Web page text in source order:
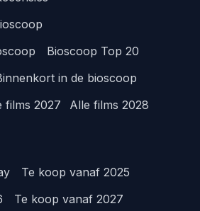
Bioscoop Top 20
in de bioscoop
films 2027 Alle films 2028
Te koop vanaf 2025
Te koop vanaf 2027